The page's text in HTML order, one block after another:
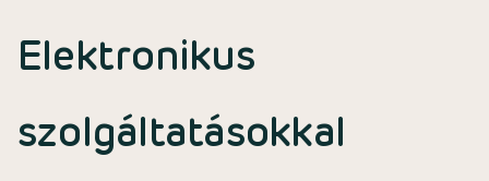
Elektronikus
szolgáltatásokkal